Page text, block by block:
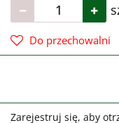
Do przechowalni
Zarejestruj się, aby